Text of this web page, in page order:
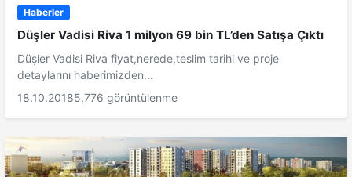
Haberler
Düşler Vadisi Riva 1 milyon 69 bin TL’den Satışa Çıktı
Düşler Vadisi Riva fiyat,nerede,teslim tarihi ve proje
detaylarını haberimizden...
18.10.20185,776 görüntülenme